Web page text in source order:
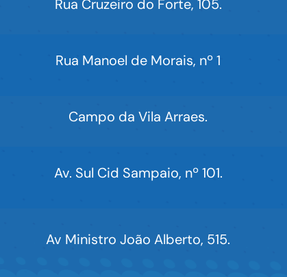
Rua Cruzeiro do Forte, 105.
Rua Manoel de Morais, nº 1
Campo da Vila Arraes.
Av. Sul Cid Sampaio, nº 101.
Av Ministro João Alberto, 515.